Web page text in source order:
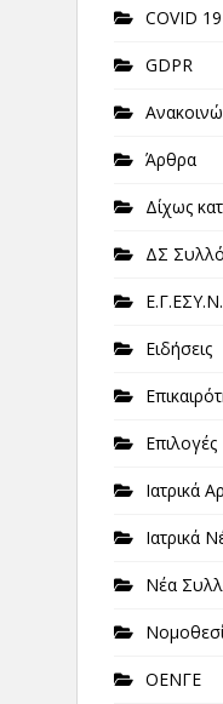
COVID 19
GDPR
Άρθρα
Δίχως
ΔΣ
Ειδήσεις
Επιλογές
Ιατρικά
Ιατρικά
Νέα
ΟΕΝΓΕ